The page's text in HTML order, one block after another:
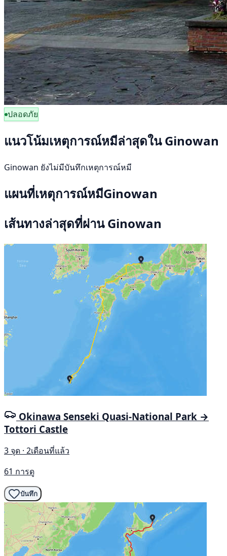
ปลอดภัย
แนวโน้มเหตุการณ์หมีล่าสุดใน Ginowan
Ginowan ยังไม่มีบันทึกเหตุการณ์หมี
แผนที่เหตุการณ์หมีGinowan
เส้นทางล่าสุดที่ผ่าน Ginowan
Okinawa Senseki Quasi-National Park →
Tottori Castle
3 จุด · 2เดือนที่แล้ว
61 การดู
บันทึก